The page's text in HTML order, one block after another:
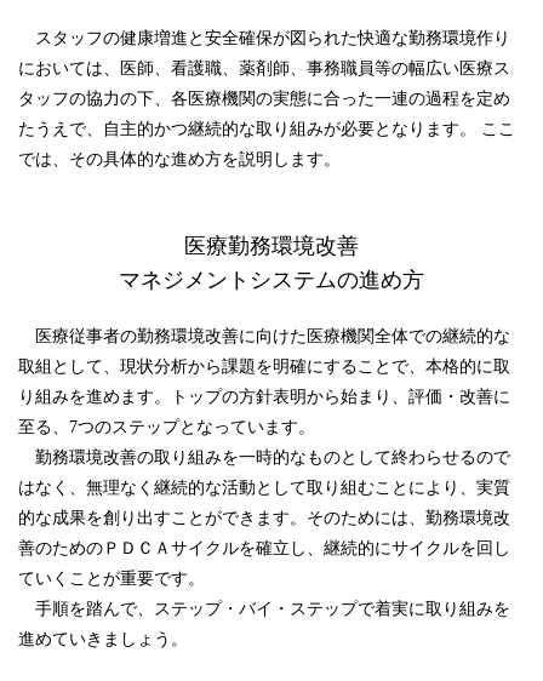
スタッフの健康増進と安全確保が図られた快適な勤務環境作り
においては、医師、看護職、薬剤師、事務職員等の幅広い医療ス
タッフの協力の下、各医療機関の実態に合った一連の過程を定め
たうえで、自主的かつ継続的な取り組みが必要となります。 ここ
では、その具体的な進め方を説明します。
医療勤務環境改善
マネジメントシステムの進め方
医療従事者の勤務環境改善に向けた医療機関全体での継続的な
取組として、現状分析から課題を明確にすることで、本格的に取
り組みを進めます。トップの方針表明から始まり、評価・改善に
至る、7つのステップとなっています。
勤務環境改善の取り組みを一時的なものとして終わらせるので
はなく、無理なく継続的な活動として取り組むことにより、実質
的な成果を創り出すことができます。そのためには、勤務環境改
善のためのＰＤＣＡサイクルを確立し、継続的にサイクルを回し
ていくことが重要です。
手順を踏んで、ステップ・バイ・ステップで着実に取り組みを
進めていきましょう。